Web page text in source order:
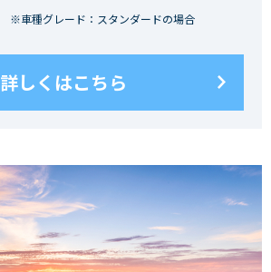
※車種グレード：スタンダードの場合
詳しくはこちら